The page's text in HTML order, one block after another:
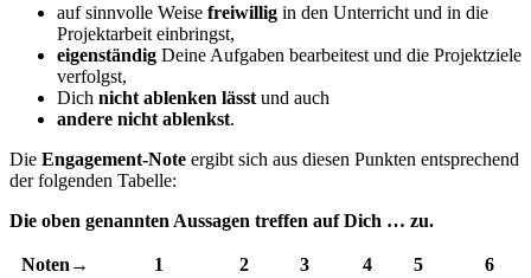
auf sinnvolle Weise freiwillig in den Unterricht und in die
Projektarbeit einbringst,
eigenständig Deine Aufgaben bearbeitest und die Projektziele
verfolgst,
Dich nicht ablenken lässt und auch
andere nicht ablenkst.
Die Engagement-Note ergibt sich aus diesen Punkten entsprechend
der folgenden Tabelle:
Die oben genannten Aussagen treffen auf Dich … zu.
Noten→ 1 2 3 4 5 6